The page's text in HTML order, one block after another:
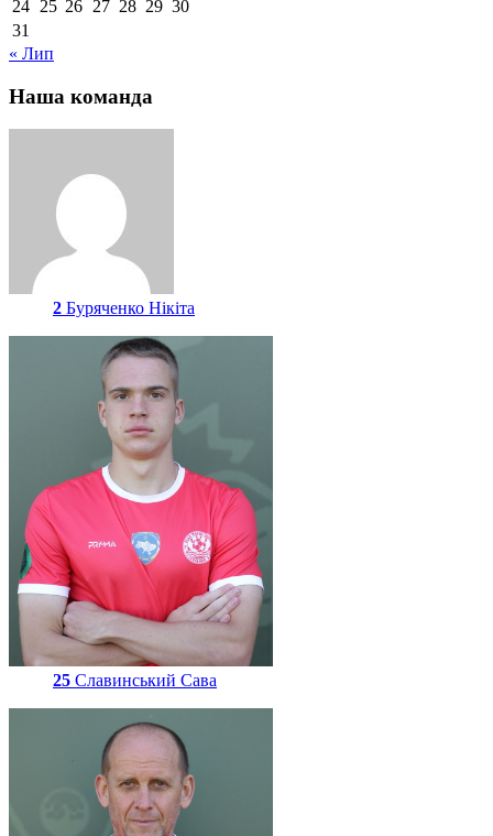
24 25 26 27 28 29 30
31
« Лип
Наша команда
2 Буряченко Нікіта
25 Славинський Сава